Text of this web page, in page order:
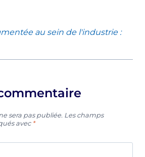
au sein de l'industrie :
sera pas publiée. Les champs
avec *